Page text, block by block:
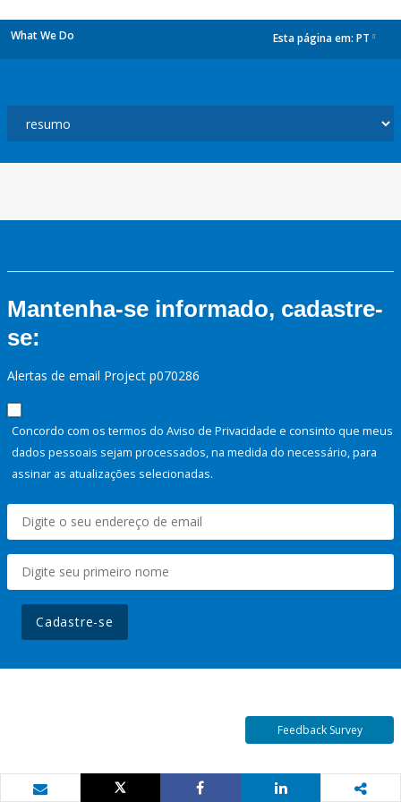
What We Do Esta página em: PT
Mantenha-se informado, cadastre-
se:
Alertas de email Project p070286
Concordo com os termos do Aviso de Privacidade e consinto que meus
dados pessoais sejam processados, na medida do necessário, para
assinar as atualizações selecionadas.
Cadastre-se
Feedback Survey